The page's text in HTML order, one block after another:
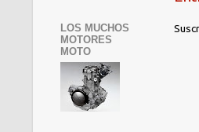
LOS MUCHOS
MOTORES
MOTO